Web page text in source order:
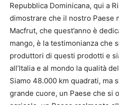
Repubblica Dominicana, qui a
dimostrare che il nostro Paese
Macfrut, che quest’anno è
mango, è la testimonianza che
produttori di questi prodotti e
all’Italia e al mondo la qualità
Siamo 48.000 km quadrati, ma
grande cuore, un Paese che si